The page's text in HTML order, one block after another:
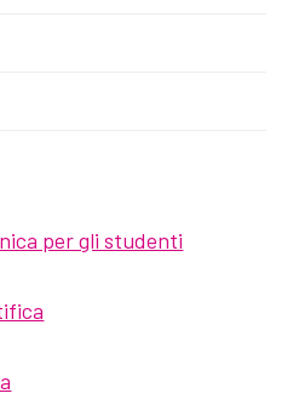
per gli studenti